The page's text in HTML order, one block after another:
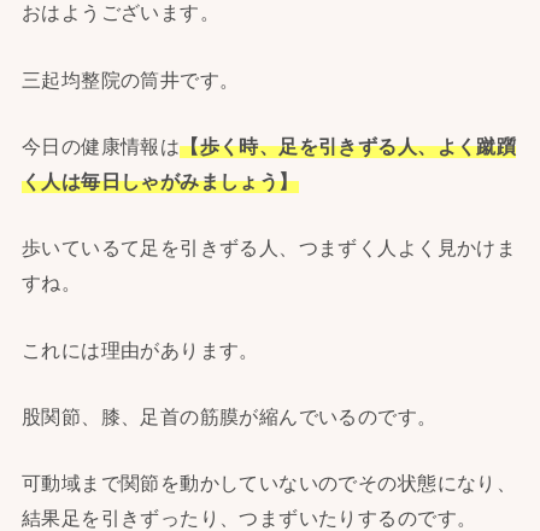
おはようございます。
三起均整院の筒井です。
今日の健康情報は【歩く時、足を引きずる人、よく蹴躓
く人は毎日しゃがみましょう】
歩いているて足を引きずる人、つまずく人よく見かけま
すね。
これには理由があります。
股関節、膝、足首の筋膜が縮んでいるのです。
可動域まで関節を動かしていないのでその状態になり、
結果足を引きずったり、つまずいたりするのです。